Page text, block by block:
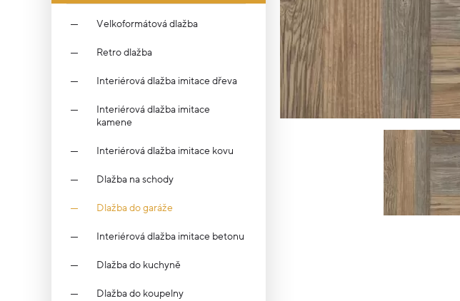
Velkoformátová dlažba
Retro dlažba
Interiérová dlažba imitace dřeva
Interiérová dlažba imitace
kamene
Interiérová dlažba imitace kovu
Dlažba na schody
Dlažba do garáže
Interiérová dlažba imitace betonu
Dlažba do kuchyně
Dlažba do koupelny